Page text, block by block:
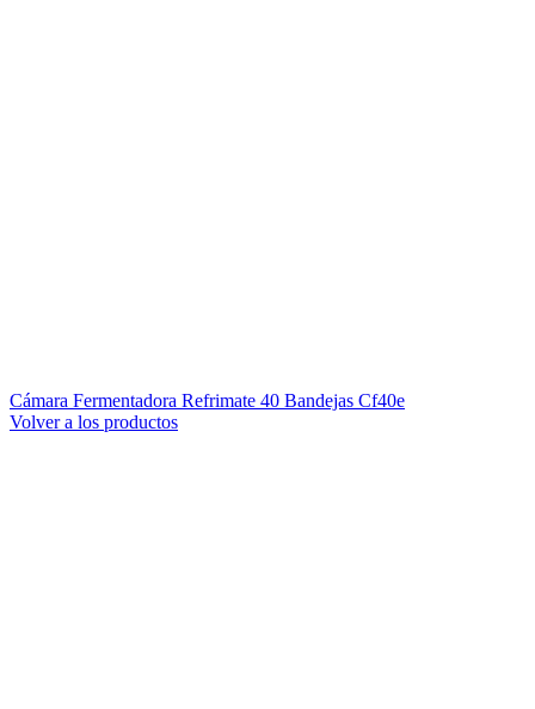
Cámara Fermentadora Refrimate 40 Bandejas Cf40e
Volver a los productos